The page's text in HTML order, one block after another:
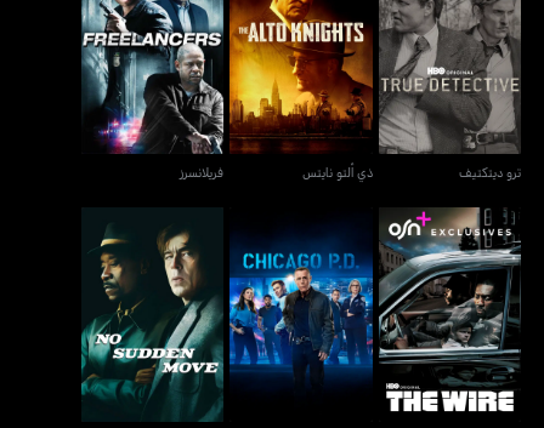
ترو ديتكتيف
ترو ديتكتيف
ذي ألتو نايتس
ذي ألتو نايتس
فريلانسرز
فريلانسرز
ذا واير شيكاغو بي.دي. نو سادن موف